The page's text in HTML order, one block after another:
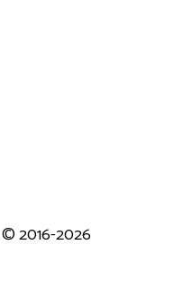
2016-2026